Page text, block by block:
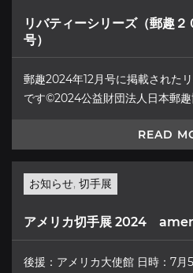
リバティーシリーズ（郵趣２
号）
郵趣2024年12月号に掲載された
です©2024公益財団法人日本郵
READ
お知らせ, 切手展
アメリカ切手展 2024
後援：アメリカ大使館 日時：7月